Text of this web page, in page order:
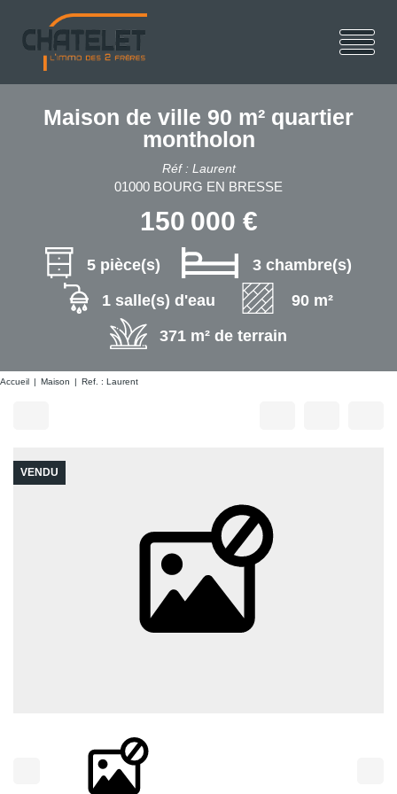
Maison de ville 90 m² quartier
montholon
Réf : Laurent
01000 BOURG EN BRESSE
150 000 €
5 pièce(s)
3 chambre(s)
1 salle(s) d'eau
90 m²
371 m² de terrain
Accueil Maison Ref. : Laurent
VENDU